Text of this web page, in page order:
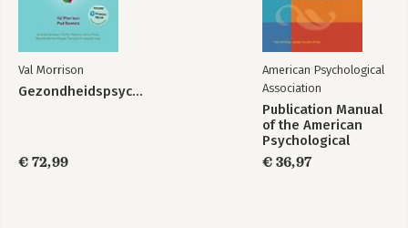
Val Morrison
Gezondheidspsychologie
€ 72,99
American Psychological
Association
Publication Manual
of the American
Psychological
Association 2020
€ 36,97